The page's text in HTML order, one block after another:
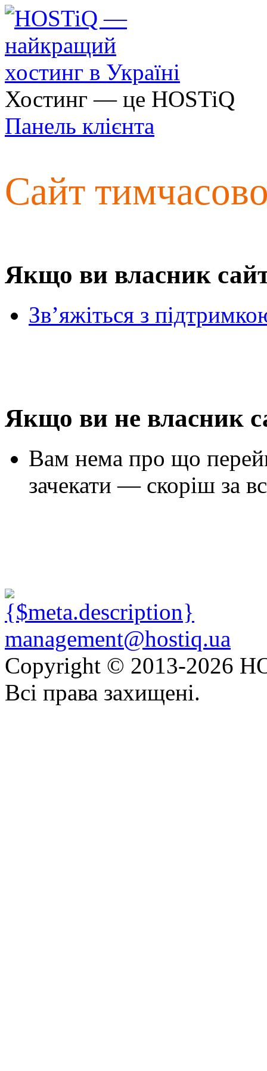
Хостинг — це HOSTiQ
Панель клієнта
Сайт
Якщо ви власник
Зв’яжіться з
Якщо ви не власник
Вам нема про що
зачекати — скоріш за
management@hostiq.ua
Copyright © 2013-2026
Всі права захищені.